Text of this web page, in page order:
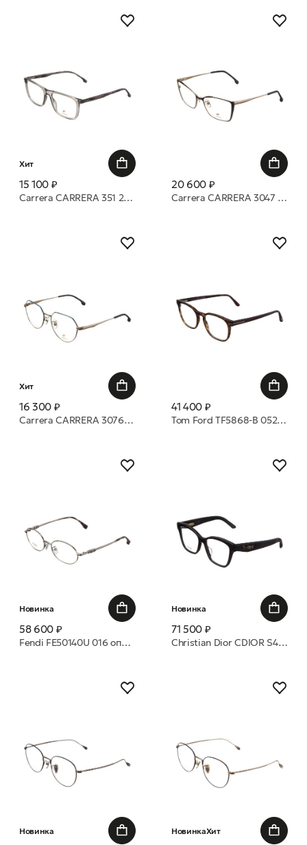
Хит
15 100 ₽
Carrera CARRERA 351 2W8 53 17 оправа
20 600 ₽
Carrera CARRERA 3047 2M2 54 17 оправа
Хит
16 300 ₽
Carrera CARRERA 3076 OGA 52 17 оправа
41 400 ₽
Tom Ford TF5868-B 052 53 оправа
Новинка
58 600 ₽
Fendi FE50140U 016 оправа
Новинка
71 500 ₽
Christian Dior CDIOR S4I 1000 оправа
Новинка НовинкаХит